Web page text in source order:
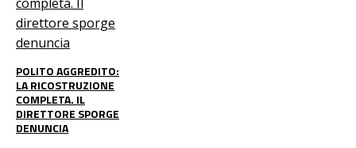
POLITO AGGREDITO:
LA RICOSTRUZIONE
COMPLETA. IL
DIRETTORE SPORGE
DENUNCIA